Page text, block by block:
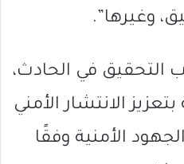
وغيرها”.
التحقيق في الحادث،
الانتشار الأمني
الأمنية وفقًا